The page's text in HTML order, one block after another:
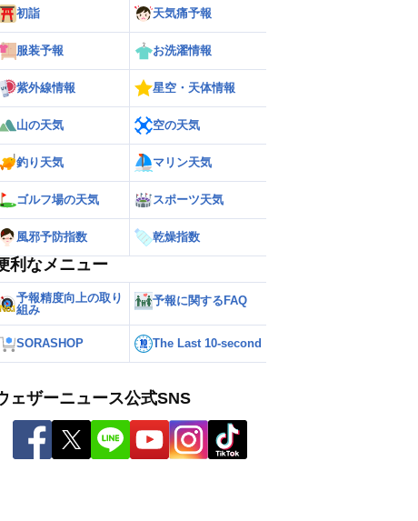
ー 世界の雨雲レーダー
初詣 天気痛予報
服装予報 お洗濯情報
紫外線情報 星空・天体情報
山の天気 空の天気
釣り天気 マリン天気
ゴルフ場の天気 スポーツ天気
風邪予防指数 乾燥指数
利なメニュー
予報精度向上の取り
組み
予報に関するFAQ
SORASHOP The Last 10-second
ェザーニュース公式SNS